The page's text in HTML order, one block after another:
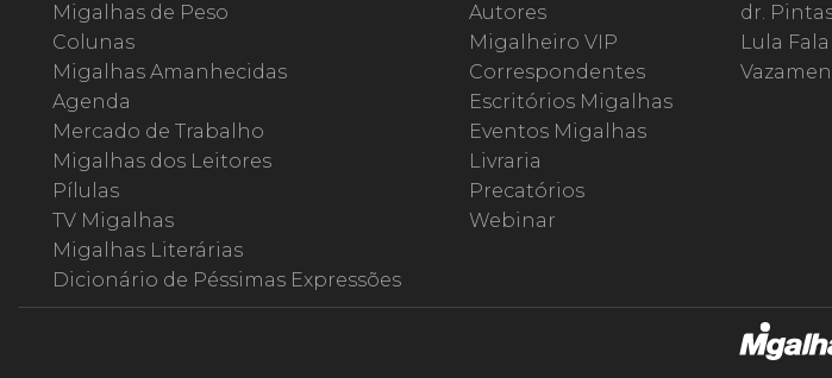
Migalhas de Peso
Colunas
Migalhas Amanhecidas
Agenda
Mercado de Trabalho
Migalhas dos Leitores
Pílulas
TV Migalhas
Migalhas Literárias
Dicionário de Péssimas Expressões
Autores
Migalheiro VIP
Correspondentes
Escritórios Migalhas
Eventos Migalhas
Livraria
Precatórios
Webinar
dr.
Lula Fala